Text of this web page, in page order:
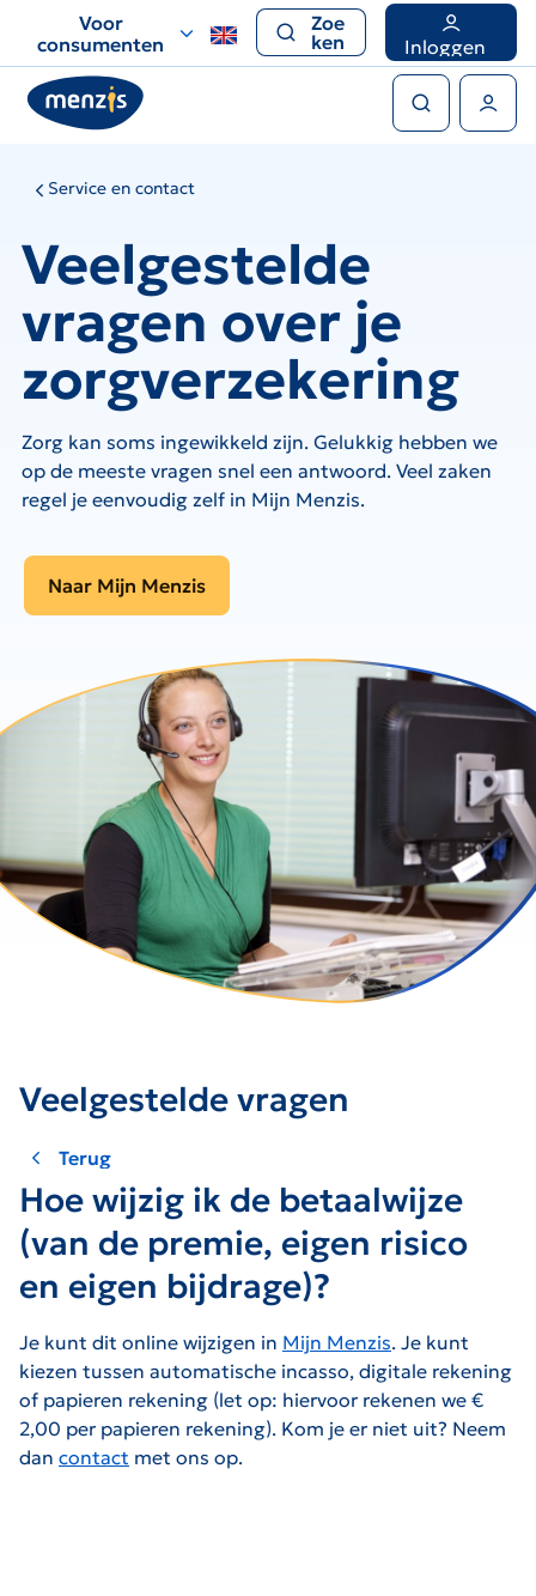
voor
snelle
navigatie
Voor
consumenten
Zoe
ken
Inloggen
Service en contact
Veelgestelde
vragen over je
zorgverzekering
Zorg kan soms ingewikkeld zijn. Gelukkig hebben we
op de meeste vragen snel een antwoord. Veel zaken
regel je eenvoudig zelf in Mijn Menzis.
Naar Mijn Menzis
Veelgestelde vragen
Terug
Hoe wijzig ik de betaalwijze
(van de premie, eigen risico
en eigen bijdrage)?
Je kunt dit online wijzigen in Mijn Menzis. Je kunt
kiezen tussen automatische incasso, digitale rekening
of papieren rekening (let op: hiervoor rekenen we €
2,00 per papieren rekening). Kom je er niet uit? Neem
dan contact met ons op.